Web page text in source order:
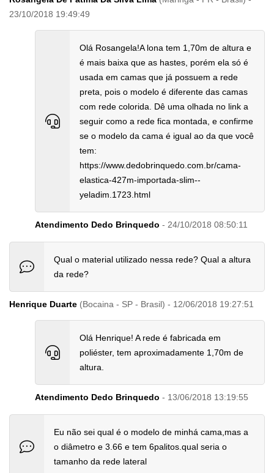
23/10/2018 19:49:49
Olá Rosangela!A lona tem 1,70m de altura e
é mais baixa que as hastes, porém ela só é
usada em camas que já possuem a rede
preta, pois o modelo é diferente das camas
com rede colorida. Dê uma olhada no link a
seguir como a rede fica montada, e confirme
se o modelo da cama é igual ao da que você
tem:
https://www.dedobrinquedo.com.br/cama-
elastica-427m-importada-slim--
yeladim.1723.html
Atendimento Dedo Brinquedo - 24/10/2018 08:50:11
Qual o material utilizado nessa rede? Qual a altura
da rede?
Henrique Duarte (Bocaina - SP - Brasil) - 12/06/2018 19:27:51
Olá Henrique! A rede é fabricada em
poliéster, tem aproximadamente 1,70m de
altura.
Atendimento Dedo Brinquedo - 13/06/2018 13:19:55
Eu não sei qual é o modelo de minhá cama,mas a
o diâmetro e 3.66 e tem 6palitos.qual seria o
tamanho da rede lateral